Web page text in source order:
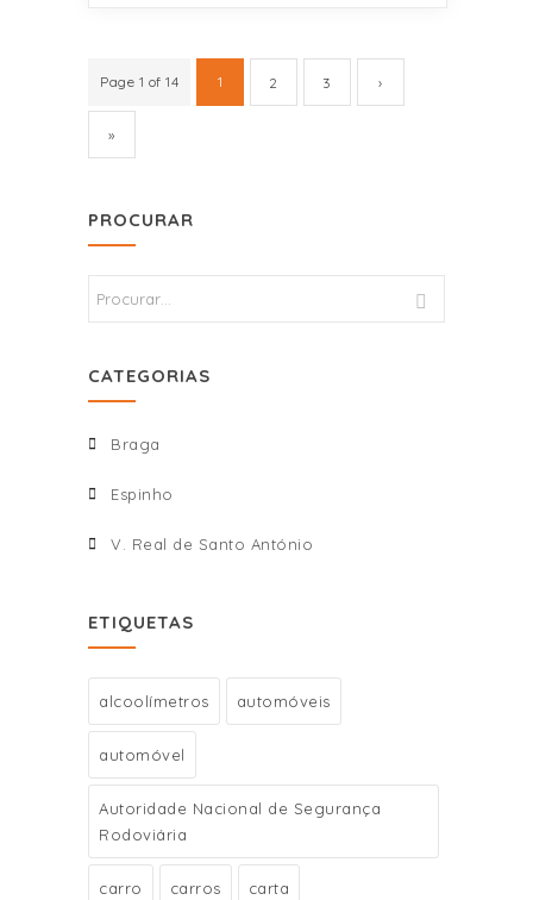
Page 1 of 14 1 2 3 ›
»
PROCURAR
CATEGORIAS
Braga
Espinho
V. Real de Santo António
ETIQUETAS
alcoolímetros automóveis
automóvel
Autoridade Nacional de Segurança
Rodoviária
carro carros carta